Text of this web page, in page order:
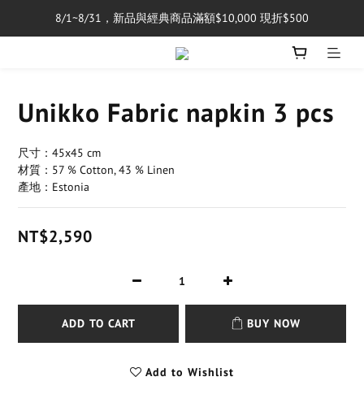
單筆消費滿$5,000享免運費
8/1~8/31，新品與經典商品滿額$10,000 現折$500
單筆消費滿$5,000享免運費
Unikko Fabric napkin 3 pcs
尺寸：45x45 cm
材質：57 % Cotton, 43 % Linen
產地：Estonia
NT$2,590
ADD TO CART BUY NOW
Add to Wishlist